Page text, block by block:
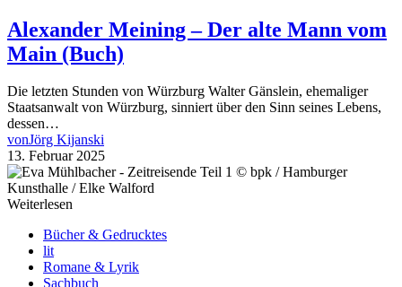
Alexander Meining – Der alte Mann vom
Main (Buch)
Die letzten Stunden von Würzburg Walter Gänslein, ehemaliger
Staatsanwalt von Würzburg, sinniert über den Sinn seines Lebens,
dessen…
vonJörg Kijanski
13. Februar 2025
Weiterlesen
Bücher & Gedrucktes
lit
Romane & Lyrik
Sachbuch